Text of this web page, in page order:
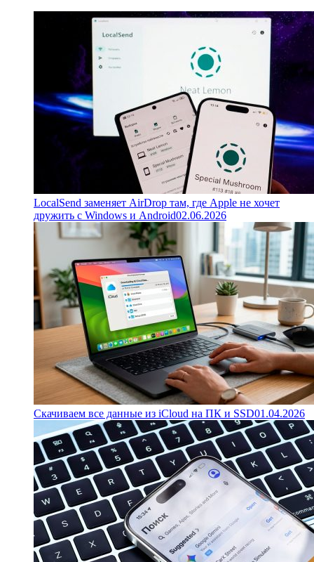
LocalSend заменяет AirDrop там, где Apple не хочет
дружить с Windows и Android02.06.2026
Скачиваем все данные из iCloud на ПК и SSD01.04.2026